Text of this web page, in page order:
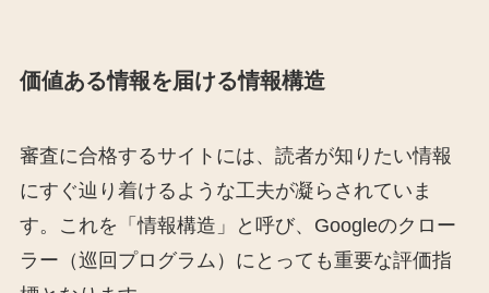
価値ある情報を届ける情報構造
審査に合格するサイトには、読者が知りたい情報
にすぐ辿り着けるような工夫が凝らされていま
す。これを「情報構造」と呼び、Googleのクロー
ラー（巡回プログラム）にとっても重要な評価指